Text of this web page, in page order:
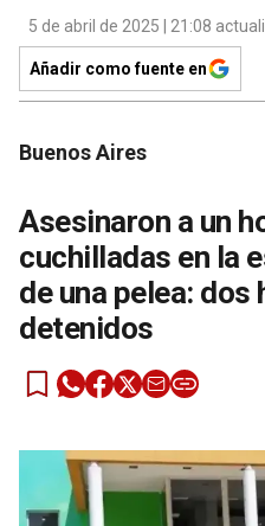
5 de abril de 2025 | 21:08
Añadir como fuente en
Buenos Aires
Asesinaron a un
cuchilladas en la
de una pelea:
detenidos